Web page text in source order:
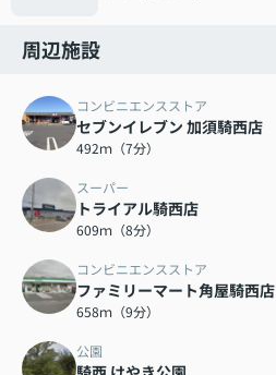
周辺施設
コンビニエンスストア
セブンイレブン 加須騎西店
492ｍ（7分）
スーパー
トライアル騎西店
609ｍ（8分）
コンビニエンスストア
ファミリーマート角屋騎西店
658ｍ（9分）
公園